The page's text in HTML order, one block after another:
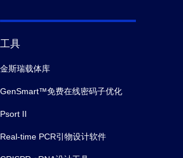
工具
金斯瑞载体库
GenSmart™免费在线密码子优化
Psort II
Real-time PCR引物设计软件